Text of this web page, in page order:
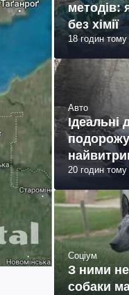
методів:
без хімії
18 годин тому
Авто
Ідеальні
20 годин тому
Соціум
З ними
собаки